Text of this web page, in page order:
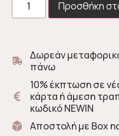
Προσθήκη
Δωρεάν
πάνω
10% έκπτωση σε
κάρτα ή άμεση
κωδικό NEWIN
Αποστολή με Box